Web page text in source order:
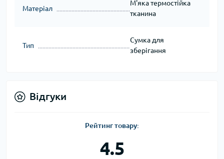
Матеріал
М'яка термостійка
тканина
Тип
Сумка для
зберігання
Відгуки
Рейтинг товару:
4.5